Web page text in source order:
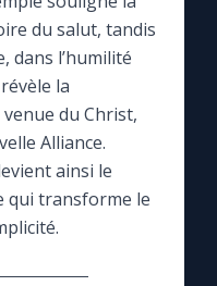
du salut, tandis
dans l’humilité
la
du Christ,
Alliance.
ainsi le
qui transforme le